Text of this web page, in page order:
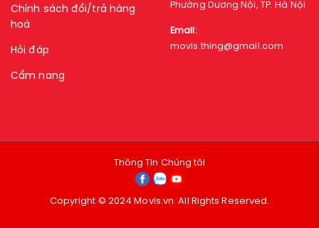
Chính sách đổi/trả hàng
hoá
Hỏi đáp
Cẩm nang
Phường Dương Nội, TP. Hà Nội
Email:
movis.thing@gmail.com
Thông Tin Chúng tôi
Copyright © 2024 Movis.vn. All Rights Reserved.